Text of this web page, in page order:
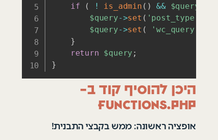
if
( ! is_admin ( ) && $query
$query->set ( 'post_type'
$query->set ( 'wc_query'
}
return $query ;
}
היכן להוסיף קוד ב-
functions.php
אופציה ראשונה: ממש בקבצי התבנית!